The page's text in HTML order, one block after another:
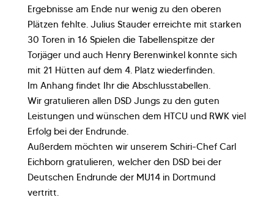
Ergebnisse am Ende nur wenig zu den oberen
Plätzen fehlte. Julius Stauder erreichte mit starken
30 Toren in 16 Spielen die Tabellenspitze der
Torjäger und auch Henry Berenwinkel konnte sich
mit 21 Hütten auf dem 4. Platz wiederfinden.
Im Anhang findet Ihr die Abschlusstabellen.
Wir gratulieren allen DSD Jungs zu den guten
Leistungen und wünschen dem HTCU und RWK viel
Erfolg bei der Endrunde.
Außerdem möchten wir unserem Schiri-Chef Carl
Eichborn gratulieren, welcher den DSD bei der
Deutschen Endrunde der MU14 in Dortmund
vertritt.